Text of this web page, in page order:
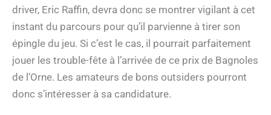
driver, Eric Raffin, devra donc se montrer vigilant à cet
instant du parcours pour qu’il parvienne à tirer son
épingle du jeu. Si c’est le cas, il pourrait parfaitement
jouer les trouble-fête à l’arrivée de ce prix de Bagnoles
de l’Orne. Les amateurs de bons outsiders pourront
donc s’intéresser à sa candidature.